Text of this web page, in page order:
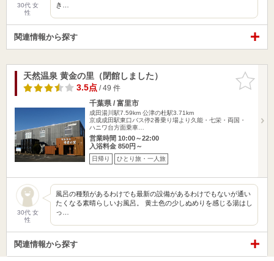
30代 女
性
き…
関連情報から探す
お気に入
りに追加
天然温泉 黄金の里（閉館しました）
3.5点/ 49 件
千葉県 / 富里市
成田湯川駅7.59km 公津の杜駅3.71km
京成成田駅東口バス停2番乗り場より久能・七栄・両国・
ハニワ台方面乗車…
営業時間 10:00～22:00
入浴料金 850円～
日帰り ひとり旅・一人旅
30代 女
性
風呂の種類があるわけでも最新の設備があるわけでもないが通い
たくなる素晴らしいお風呂。 黄土色の少しぬめりを感じる湯はし
っ…
関連情報から探す